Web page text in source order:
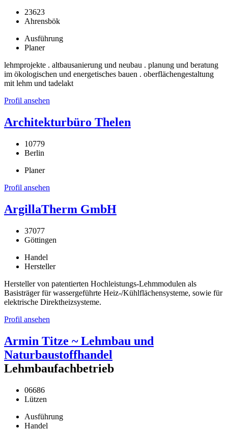
23623
Ahrensbök
Ausführung
Planer
lehmprojekte . altbausanierung und neubau . planung und beratung
im ökologischen und energetisches bauen . oberflächengestaltung
mit lehm und tadelakt
Profil ansehen
Architekturbüro Thelen
10779
Berlin
Planer
Profil ansehen
ArgillaTherm GmbH
37077
Göttingen
Handel
Hersteller
Hersteller von patentierten Hochleistungs-Lehmmodulen als
Basisträger für wassergeführte Heiz-/Kühlflächensysteme, sowie für
elektrische Direktheizsysteme.
Profil ansehen
Armin Titze ~ Lehmbau und
Naturbaustoffhandel
Lehmbaufachbetrieb
06686
Lützen
Ausführung
Handel